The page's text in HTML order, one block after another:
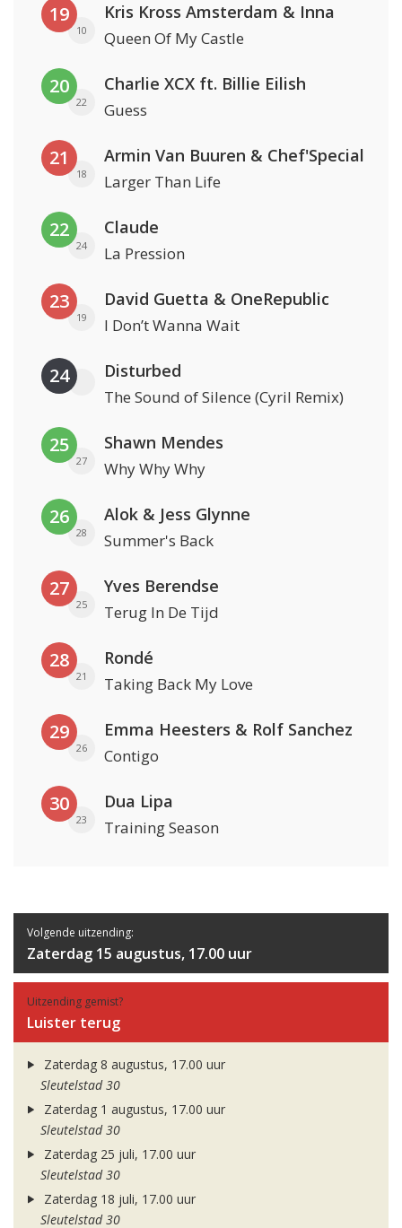
19
10
Kris Kross Amsterdam & Inna
Queen Of My Castle
20
22
Charlie XCX ft. Billie Eilish
Guess
21
18
Armin Van Buuren & Chef'Special
Larger Than Life
22
24
Claude
La Pression
23
19
David Guetta & OneRepublic
I Don’t Wanna Wait
24 Disturbed
The Sound of Silence (Cyril Remix)
25
27
Shawn Mendes
Why Why Why
26
28
Alok & Jess Glynne
Summer's Back
27
25
Yves Berendse
Terug In De Tijd
28
21
Rondé
Taking Back My Love
29
26
Emma Heesters & Rolf Sanchez
Contigo
30
23
Dua Lipa
Training Season
Volgende uitzending:
Zaterdag 15 augustus, 17.00 uur
Uitzending gemist?
Luister terug
Zaterdag 8 augustus, 17.00 uur
Sleutelstad 30
Zaterdag 1 augustus, 17.00 uur
Sleutelstad 30
Zaterdag 25 juli, 17.00 uur
Sleutelstad 30
Zaterdag 18 juli, 17.00 uur
Sleutelstad 30